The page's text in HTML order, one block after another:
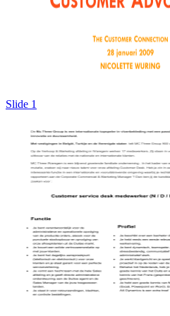
Slide 1